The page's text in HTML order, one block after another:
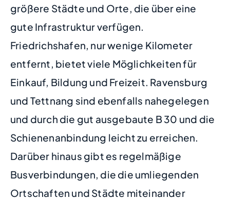
größere Städte und Orte, die über eine
gute Infrastruktur verfügen.
Friedrichshafen, nur wenige Kilometer
entfernt, bietet viele Möglichkeiten für
Einkauf, Bildung und Freizeit. Ravensburg
und Tettnang sind ebenfalls nahegelegen
und durch die gut ausgebaute B 30 und die
Schienenanbindung leicht zu erreichen.
Darüber hinaus gibt es regelmäßige
Busverbindungen, die die umliegenden
Ortschaften und Städte miteinander